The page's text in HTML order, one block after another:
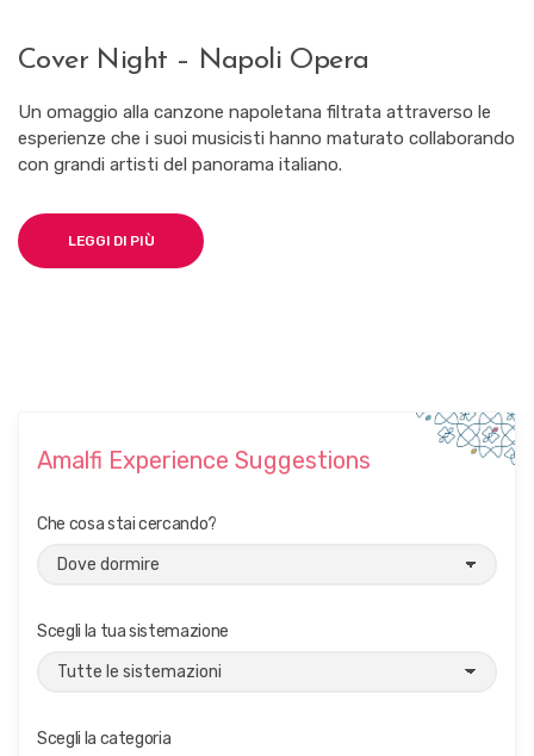
Cover Night – Napoli Opera
Un omaggio alla canzone napoletana filtrata attraverso le
esperienze che i suoi musicisti hanno maturato collaborando
con grandi artisti del panorama italiano.
LEGGI DI PIÙ
Amalfi Experience Suggestions
Che cosa stai cercando?
Scegli la tua sistemazione
Scegli la categoria